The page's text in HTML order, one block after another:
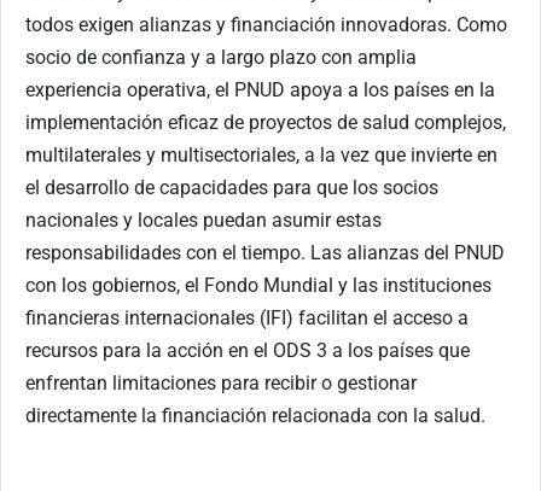
todos exigen alianzas y financiación innovadoras. Como
socio de confianza y a largo plazo con amplia
experiencia operativa, el PNUD apoya a los países en la
implementación eficaz de proyectos de salud complejos,
multilaterales y multisectoriales, a la vez que invierte en
el desarrollo de capacidades para que los socios
nacionales y locales puedan asumir estas
responsabilidades con el tiempo. Las alianzas del PNUD
con los gobiernos, el Fondo Mundial y las instituciones
financieras internacionales (IFI) facilitan el acceso a
recursos para la acción en el ODS 3 a los países que
enfrentan limitaciones para recibir o gestionar
directamente la financiación relacionada con la salud.